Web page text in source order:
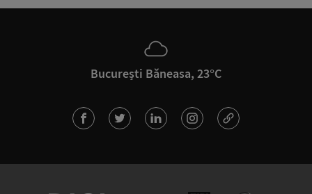
București Băneasa, 23°C